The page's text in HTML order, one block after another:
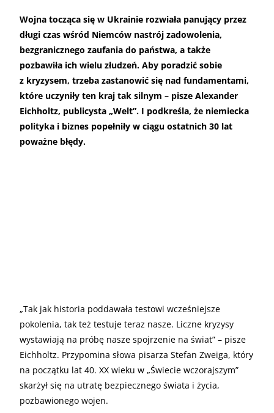
Wojna tocząca się w Ukrainie rozwiała panujący przez
długi czas wśród Niemców nastrój zadowolenia,
bezgranicznego zaufania do państwa, a także
pozbawiła ich wielu złudzeń. Aby poradzić sobie
z kryzysem, trzeba zastanowić się nad fundamentami,
które uczyniły ten kraj tak silnym – pisze Alexander
Eichholtz, publicysta „Welt”. I podkreśla, że niemiecka
polityka i biznes popełniły w ciągu ostatnich 30 lat
poważne błędy.
„Tak jak historia poddawała testowi wcześniejsze
pokolenia, tak też testuje teraz nasze. Liczne kryzysy
wystawiają na próbę nasze spojrzenie na świat” – pisze
Eichholtz. Przypomina słowa pisarza Stefan Zweiga, który
na początku lat 40. XX wieku w „Świecie wczorajszym”
skarżył się na utratę bezpiecznego świata i życia,
pozbawionego wojen.